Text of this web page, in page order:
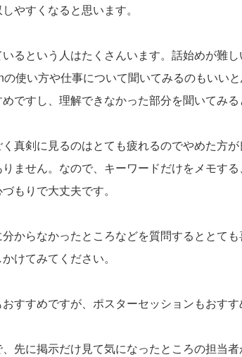
やすくなると思います。
るという人はたくさんいます。話始めが難
使い方や仕事について聞いてみるのもいい
ですし、理解できなかった部分を聞いてみる
真剣に見るのはとても疲れるのでやめた方
ません。なので、キーワードだけをメモす
もりで大丈夫です。
からなかったところなどを質問するととて
けてみてください。
すすめですが、ポスターセッションもおすす
先に掲示だけ見て気になったところの担当